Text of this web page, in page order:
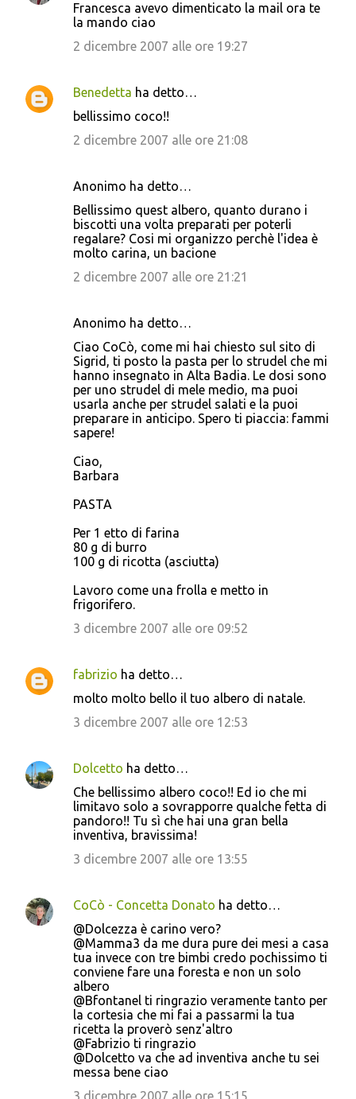
Francesca avevo dimenticato la mail ora te
la mando ciao
2 dicembre 2007 alle ore 19:27
Benedetta ha detto…
bellissimo coco!!
2 dicembre 2007 alle ore 21:08
Anonimo ha detto…
Bellissimo quest albero, quanto durano i
biscotti una volta preparati per poterli
regalare? Cosi mi organizzo perchè l'idea è
molto carina, un bacione
2 dicembre 2007 alle ore 21:21
Anonimo ha detto…
Ciao CoCò, come mi hai chiesto sul sito di
Sigrid, ti posto la pasta per lo strudel che mi
hanno insegnato in Alta Badia. Le dosi sono
per uno strudel di mele medio, ma puoi
usarla anche per strudel salati e la puoi
preparare in anticipo. Spero ti piaccia: fammi
sapere!
Ciao,
Barbara
PASTA
Per 1 etto di farina
80 g di burro
100 g di ricotta (asciutta)
Lavoro come una frolla e metto in
frigorifero.
3 dicembre 2007 alle ore 09:52
fabrizio ha detto…
molto molto bello il tuo albero di natale.
3 dicembre 2007 alle ore 12:53
Dolcetto ha detto…
Che bellissimo albero coco!! Ed io che mi
limitavo solo a sovrapporre qualche fetta di
pandoro!! Tu sì che hai una gran bella
inventiva, bravissima!
3 dicembre 2007 alle ore 13:55
CoCò - Concetta Donato ha detto…
@Dolcezza è carino vero?
@Mamma3 da me dura pure dei mesi a casa
tua invece con tre bimbi credo pochissimo ti
conviene fare una foresta e non un solo
albero
@Bfontanel ti ringrazio veramente tanto per
la cortesia che mi fai a passarmi la tua
ricetta la proverò senz'altro
@Fabrizio ti ringrazio
@Dolcetto va che ad inventiva anche tu sei
messa bene ciao
3 dicembre 2007 alle ore 15:15